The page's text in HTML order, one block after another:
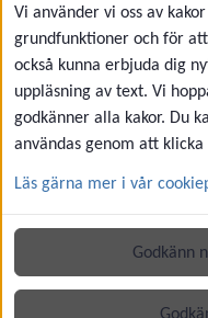
Korttidsvikariat och
Sidan uppdaterades
Kontakt
Umeå kommun
Vi använder vi oss av
grundfunktioner och för
också kunna erbjuda dig
uppläsning av text. Vi
godkänner alla kakor. Du
användas genom att
Läs gärna mer i vår
Godkänn